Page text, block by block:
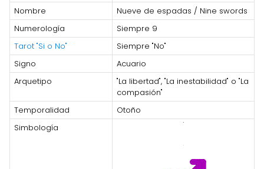
Nombre
Nueve de espadas / Nine swords
Numerología
Siempre 9
Tarot "Si o No"
Siempre "No"
Signo
Acuario
Arquetipo
"La libertad", "La inestabilidad" o "La
compasión"
Temporalidad
Otoño
Simbología